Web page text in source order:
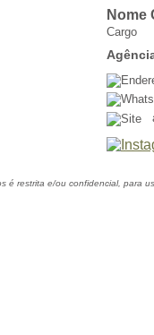
Nome
Cargo
é restrita e/ou confidencial, para